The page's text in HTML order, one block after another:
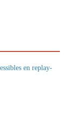
en replay-